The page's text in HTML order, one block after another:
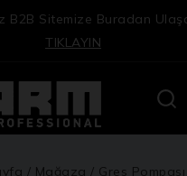
B2B Sitemize Buradan
TIKLAYIN
/ Mağaza / Gres Pompası